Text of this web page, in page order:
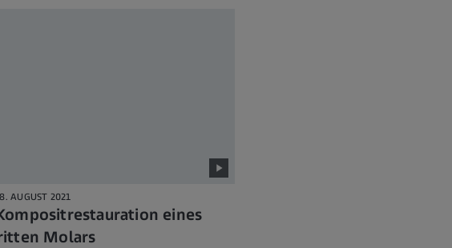
AUGUST 2021
eines
Molars